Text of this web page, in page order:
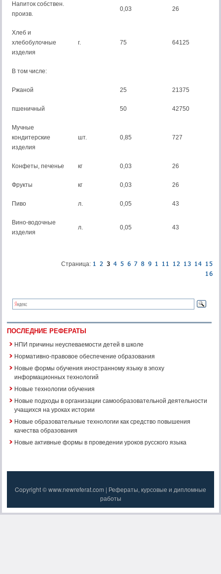
Напиток собствен.
произв.
0,03 26
Хлеб и
хлебобулочные
изделия
г. 75 64125
В том числе:
Ржаной 25 21375
пшеничный 50 42750
Мучные
кондитерские
изделия
шт. 0,85 727
Конфеты, печенье кг 0,03 26
Фрукты кг 0,03 26
Пиво л. 0,05 43
Вино-водочные
изделия
л. 0,05 43
Страница:
ПОСЛЕДНИЕ РЕФЕРАТЫ
НПИ причины неуспеваемости детей в школе
Нормативно-правовое обеспечение образования
Новые формы обучения иностранному языку в эпоху
информационных технологий
Новые технологии обучения
Новые подходы в организации самообразовательной деятельности
учащихся на уроках истории
Новые образовательные технологии как средство повышения
качества образования
Новые активные формы в проведении уроков русского языка
Copyright © www.newreferat.com | Рефераты, курсовые и дипломные
работы